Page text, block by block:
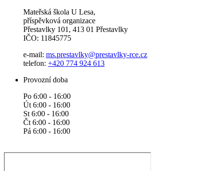
Mateřská škola U Lesa,
příspěvková organizace
Přestavlky 101, 413 01 Přestavlky
IČO: 11845775
e-mail: ms.prestavlky@prestavlky-rce.cz
telefon: +420 774 924 613
Provozní doba
Po 6:00 - 16:00
Út 6:00 - 16:00
St 6:00 - 16:00
Čt 6:00 - 16:00
Pá 6:00 - 16:00